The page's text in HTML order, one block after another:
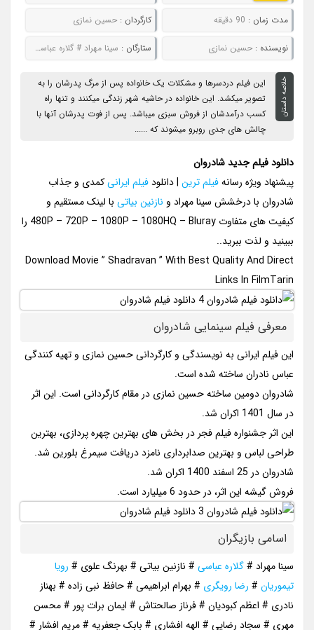
مدت زمان : 90 دقیقه کارگردان : حسین نمازی
نويسنده :حسین نمازی ستارگان : سینا مهراد # گلاره عباسی # نازنین بیاتی # بهرنگ علوی
خلاصه داستان
این فیلم دردسرها و مشکلات یک خانواده پس از مرگ پدرشان را به
تصویر میکشد. این خانواده در حاشیه شهر زندگی میکنند و تنها راه
کسب درآمدشان از فروش سبزی میباشد. پس از فوت پدرشان آنها با
چالش های جدی روبرو میشوند که ......
دانلود فیلم جدید شادروان
پیشنهاد ویژه رسانهفیلم ترین | دانلودفیلم ایرانیکمدی و جذاب
شادروان با درخشش سینا مهراد و نازنین بیاتی با لینک مستقیم و
کیفیت های متفاوت 480P – 720P – 1080P – 1080HQ – Bluray را
ببینید و لذت ببرید..
Download Movie ” Shadravan ” With Best Quality And Direct
Links In FilmTarin
معرفی فیلم سینمایی شادروان
این فیلم ایرانی به نویسندگی و کارگردانی حسین نمازی و تهیه کنندگی
عباس نادران ساخته شده است.
شادروان دومین ساخته حسین نمازی در مقام کارگردانی است. این اثر
در سال 1401 اکران شد.
این اثر جشنواره فیلم فجر در بخش های بهترین چهره پردازی، بهترین
طراحی لباس و بهترین صدابرداری نامزد دریافت سیمرغ بلورین شد.
شادروان در 25 اسفند 1400 اکران شد.
فروش گیشه این اثر، در حدود 6 میلیارد است.
اسامی بازیگران
سینا مهراد #گلاره عباسی # نازنین بیاتی # بهرنگ علوی # رویا
تیموریان # رضا رویگری # بهرام ابراهیمی # حافظ نبی زاده # بهناز
نادری # اعظم کبودیان # فرناز صالحتاش # ایمان برات پور # محسن
مهری # سجاد رضایی # الهه افشاری # بابک جعفریه # مریم افشار #